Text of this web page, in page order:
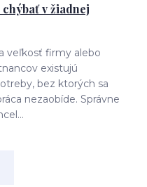
v žiadnej
veľkosť firmy alebo
existujú
bez ktorých sa
nezaobíde. Správne